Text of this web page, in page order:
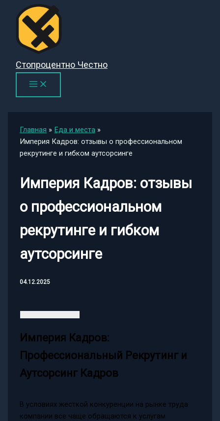
Перейти
содержимому
Стопроцентно Честно
Главная
Еда и места
Империя Кадров: отзывы о профессиональном
рекрутинге и гибком аутсорсинге
Империя Кадров: отзывы
о профессиональном
рекрутинге и гибком
аутсорсинге
04.12.2025
Империя Кадров:
Профессиональный Рекрутинг и
Аутсорсинг Кадров
В условиях жесткой конкуренции на рынке труда
компании все чаще обращаются к услугам